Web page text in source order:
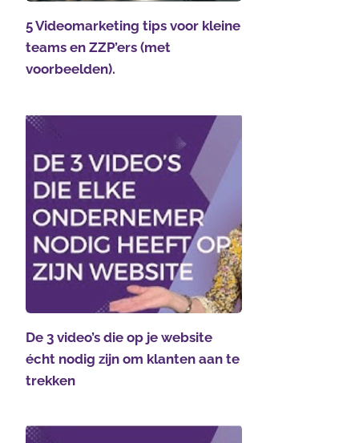
5 Videomarketing tips voor kleine
teams en ZZP’ers (met
voorbeelden).
De 3 video’s die op je website
écht nodig zijn om klanten aan te
trekken